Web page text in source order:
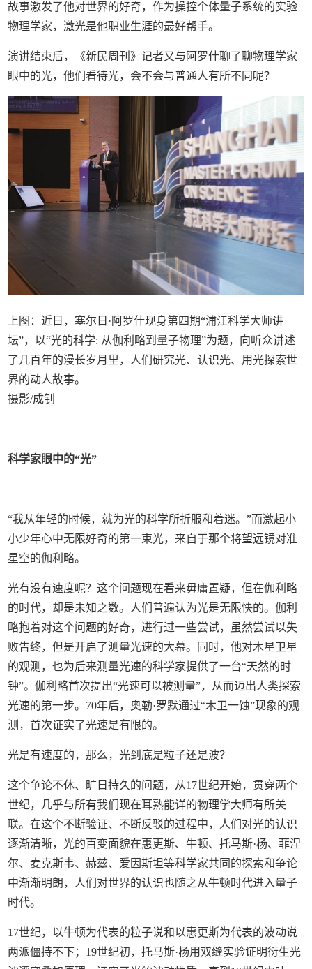
故事激发了他对世界的好奇，作为操控个体量子系统的实验
物理学家，激光是他职业生涯的最好帮手。
演讲结束后，《新民周刊》记者又与阿罗什聊了聊物理学家
眼中的光，他们看待光，会不会与普通人有所不同呢？
上图：近日，塞尔日·阿罗什现身第四期“浦江科学大师讲
坛”，以“光的科学: 从伽利略到量子物理”为题，向听众讲述
了几百年的漫长岁月里，人们研究光、认识光、用光探索世
界的动人故事。
摄影/成钊
科学家眼中的“光”
“我从年轻的时候，就为光的科学所折服和着迷。”而激起小
小少年心中无限好奇的第一束光，来自于那个将望远镜对准
星空的伽利略。
光有没有速度呢？这个问题现在看来毋庸置疑，但在伽利略
的时代，却是未知之数。人们普遍认为光是无限快的。伽利
略抱着对这个问题的好奇，进行过一些尝试，虽然尝试以失
败告终，但是开启了测量光速的大幕。同时，他对木星卫星
的观测，也为后来测量光速的科学家提供了一台“天然的时
钟”。伽利略首次提出“光速可以被测量”，从而迈出人类探索
光速的第一步。70年后，奥勒·罗默通过“木卫一蚀”现象的观
测，首次证实了光速是有限的。
光是有速度的，那么，光到底是粒子还是波？
这个争论不休、旷日持久的问题，从17世纪开始，贯穿两个
世纪，几乎与所有我们现在耳熟能详的物理学大师有所关
联。在这个不断验证、不断反驳的过程中，人们对光的认识
逐渐清晰，光的百变面貌在惠更斯、牛顿、托马斯·杨、菲涅
尔、麦克斯韦、赫兹、爱因斯坦等科学家共同的探索和争论
中渐渐明朗，人们对世界的认识也随之从牛顿时代进入量子
时代。
17世纪，以牛顿为代表的粒子说和以惠更斯为代表的波动说
两派僵持不下；19世纪初，托马斯·杨用双缝实验证明衍生光